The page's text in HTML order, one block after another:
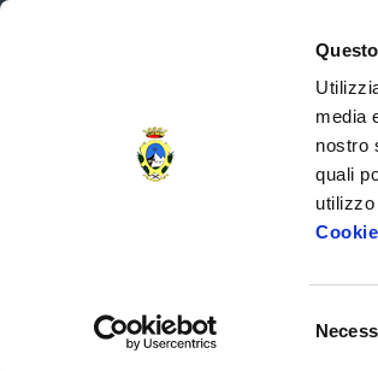
media
nostro
quali
Provincia